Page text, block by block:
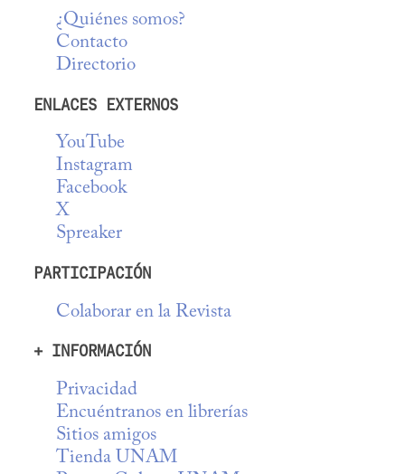
¿Quiénes somos?
Contacto
Directorio
ENLACES EXTERNOS
YouTube
Instagram
Facebook
X
Spreaker
PARTICIPACIÓN
Colaborar en la Revista
+ INFORMACIÓN
Privacidad
Encuéntranos en librerías
Sitios amigos
Tienda UNAM